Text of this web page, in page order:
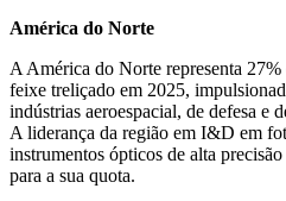
América do Norte
A América do Norte representa
feixe treliçado em 2025,
indústrias aeroespacial, de defesa e
A liderança da região em I&D em
instrumentos ópticos de alta
para a sua quota.